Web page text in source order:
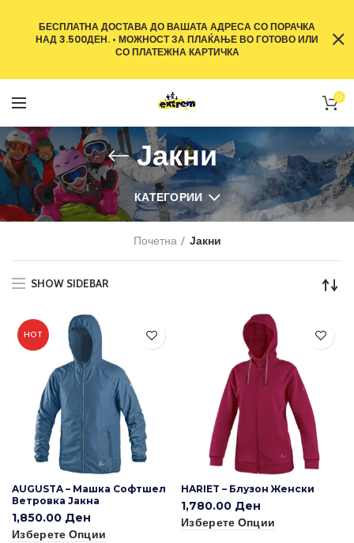
0
Јакни
КАТЕГОРИИ
Почетна Јакни
SHOW SIDEBAR
HOT
AUGUSTA – Машка Софтшел
Ветровка Јакна
1,850.00 Ден
Изберете Опции
HARIET – Блузон Женски
1,780.00 Ден
Изберете Опции
БЕСПЛАТНА ДОСТАВА ДО ВАШАТА АДРЕСА СО ПОРАЧКА
НАД 3.500ДЕН. • МОЖНОСТ ЗА ПЛАЌАЊЕ ВО ГОТОВО ИЛИ
СО ПЛАТЕЖНА КАРТИЧКА